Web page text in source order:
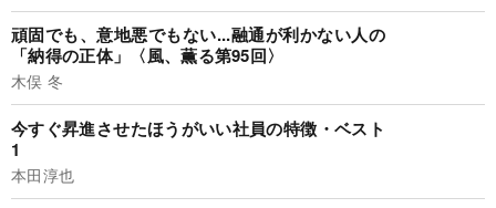
頑固でも、意地悪でもない...融通が利かない人の
「納得の正体」〈風、薫る第95回〉
木俣 冬
今すぐ昇進させたほうがいい社員の特徴・ベスト
1
本田淳也